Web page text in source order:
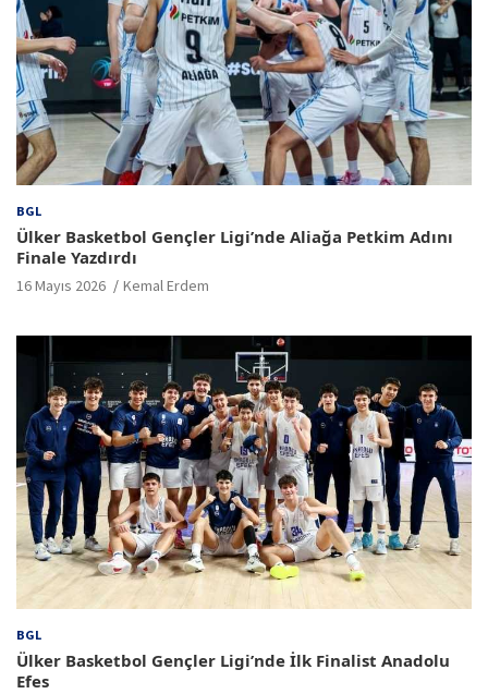
BGL
Ülker Basketbol Gençler Ligi’nde Aliağa Petkim Adını
Finale Yazdırdı
16 Mayıs 2026 Kemal Erdem
BGL
Ülker Basketbol Gençler Ligi’nde İlk Finalist Anadolu
Efes